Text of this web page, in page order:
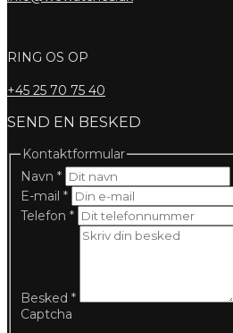
RING OS OP
+45 25 70 75 40
SEND EN BESKED
Kontaktformular
Navn *
E-mail *
Telefon *
Besked *
Captcha